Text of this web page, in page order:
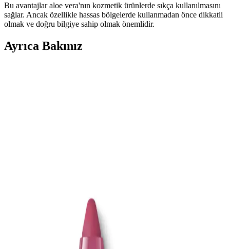
Bu avantajlar aloe vera'nın kozmetik ürünlerde sıkça kullanılmasını
sağlar. Ancak özellikle hassas bölgelerde kullanmadan önce dikkatli
olmak ve doğru bilgiye sahip olmak önemlidir.
Ayrıca Bakınız
etkisiyle günlük kullanım için idealdir.
EDLIKE Saf Yağlardan Yapılan El Yapımı Adaçayı
Sabunu Doğal ve Etkili Cilt Bakımı İçin Uygun Bir